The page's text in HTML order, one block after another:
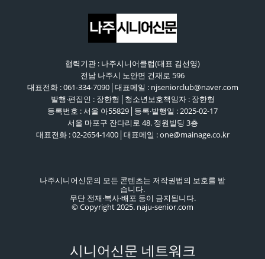
협력기관 : 나주시니어클럽(대표 김선영)
전남 나주시 노안면 건재로 596
대표전화 : 061-334-7090│대표메일 : njseniorclub@naver.com
발행·편집인 : 장한형│청소년보호책임자 : 장한형
등록번호 : 서울 아55829│등록·발행일 : 2025-02-17
서울 마포구 잔다리로 48. 정원빌딩 3층
대표전화 : 02-2654-1400│대표메일 : one@mainage.co.kr
나주시니어신문의 모든 콘텐츠는 저작권법의 보호를 받
습니다.
무단 전재·복사·배포 등이 금지됩니다.
© Copyright 2025. naju-senior.com
시니어신문 네트워크